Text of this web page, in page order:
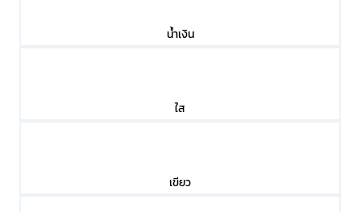
น้ำเงิน
ใส
เขียว